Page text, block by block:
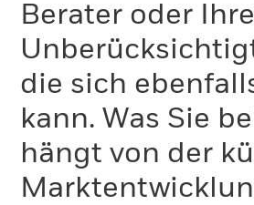
Berater oder
die sich
kann. Was Sie
hängt von der